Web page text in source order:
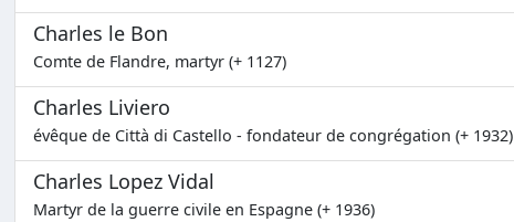
Charles le Bon
Comte de Flandre, martyr (+ 1127)
Charles Liviero
évêque de Città di Castello - fondateur de congrégation (+ 1932)
Charles Lopez Vidal
Martyr de la guerre civile en Espagne (+ 1936)